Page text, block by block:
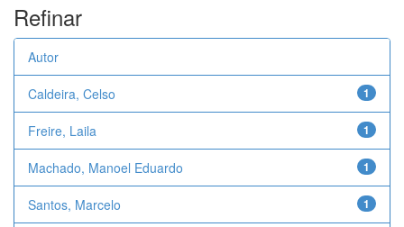
Refinar
Autor
1
Caldeira, Celso
1
Freire, Laila
1
Machado, Manoel Eduardo
1
Santos, Marcelo